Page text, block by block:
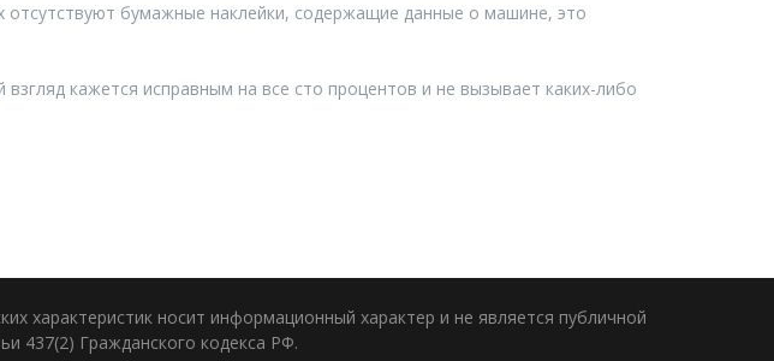
бумажные наклейки, содержащие данные о машине, это
кажется исправным на все сто процентов и не вызывает каких-либо
характеристик носит информационный характер и не является публичной
437(2) Гражданского кодекса РФ.